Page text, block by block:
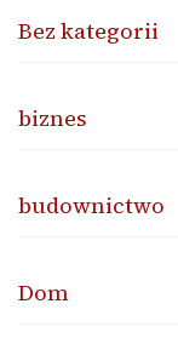
Bez kategorii
biznes
budownictwo
Dom